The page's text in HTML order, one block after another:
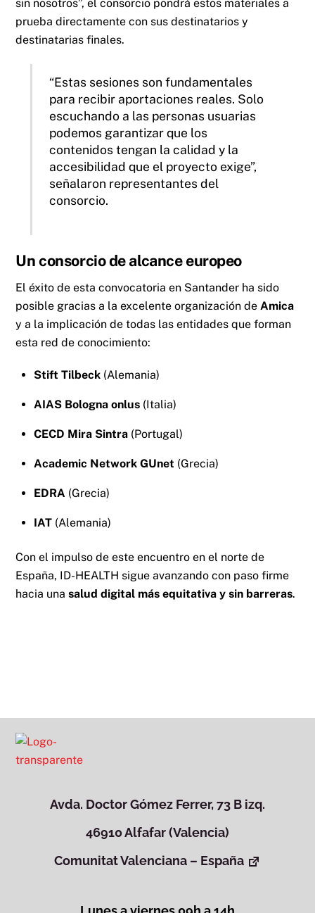
sin nosotros”, el consorcio pondrá estos materiales a
prueba directamente con sus destinatarios y
destinatarias finales.
“Estas sesiones son fundamentales
para recibir aportaciones reales. Solo
escuchando a las personas usuarias
podemos garantizar que los
contenidos tengan la calidad y la
accesibilidad que el proyecto exige”,
señalaron representantes del
consorcio.
Un consorcio de alcance europeo
El éxito de esta convocatoria en Santander ha sido
posible gracias a la excelente organización de Amica
y a la implicación de todas las entidades que forman
esta red de conocimiento:
Stift Tilbeck (Alemania)
AIAS Bologna onlus (Italia)
CECD Mira Sintra (Portugal)
Academic Network GUnet (Grecia)
EDRA (Grecia)
IAT (Alemania)
Con el impulso de este encuentro en el norte de
España, ID-HEALTH sigue avanzando con paso firme
hacia unasalud digital más equitativa y sin barreras.
Avda. Doctor Gómez Ferrer, 73 B izq.
46910 Alfafar (Valencia)
Comunitat Valenciana – España